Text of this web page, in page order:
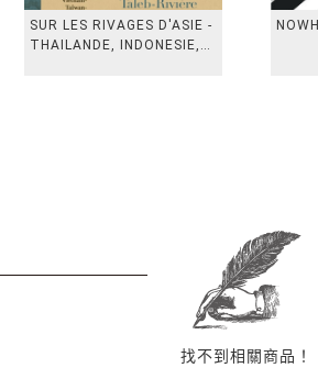
SUR LES RIVAGES D'ASIE -
THAILANDE, INDONESIE,
找不到相關商品！